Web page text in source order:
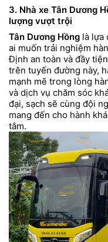
3. Nhà xe Tân Dương
lượng vượt trội
Tân Dương Hồng là lựa
ai muốn trải nghiệm
Định an toàn và đầy
trên tuyến đường này,
mạnh mẽ trong lòng
và dịch vụ chăm sóc
đại, sạch sẽ cùng đội
mang đến cho hành
tâm.